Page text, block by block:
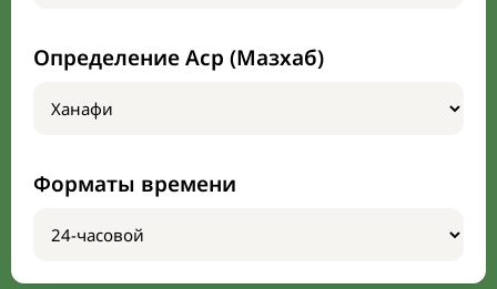
Определение Аср (Мазхаб)
Форматы времени